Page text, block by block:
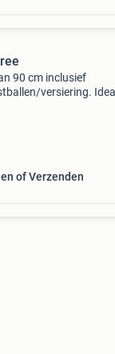
90 cm inclusief
versiering.
of Verzenden